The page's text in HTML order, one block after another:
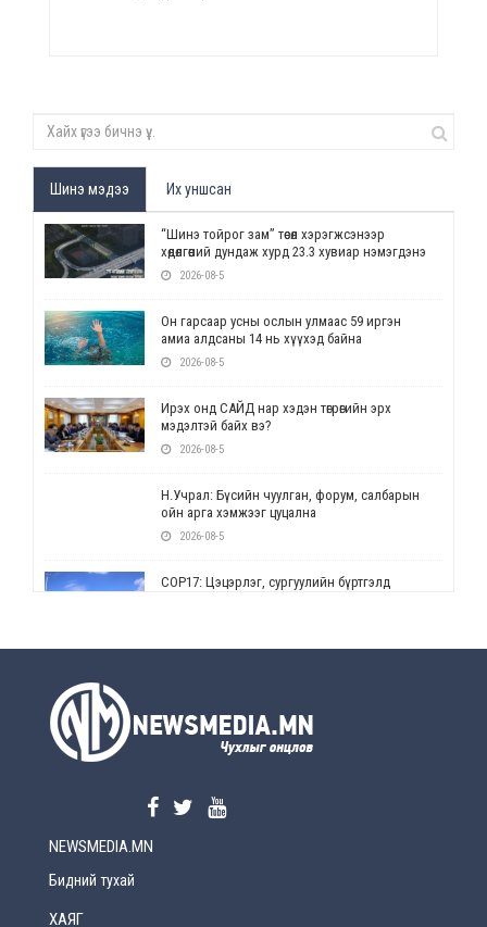
Шинэ мэдээ Их уншсан
“Шинэ тойрог зам” төсөл хэрэгжсэнээр
хөдөлгөөний дундаж хурд 23.3 хувиар нэмэгдэнэ
2026-08-5
Он гарсаар усны ослын улмаас 59 иргэн
амиа алдсаны 14 нь хүүхэд байна
2026-08-5
Ирэх онд САЙД нар хэдэн төгрөгийн эрх
мэдэлтэй байх вэ?
2026-08-5
Н.Учрал: Бүсийн чуулган, форум, салбарын
ойн арга хэмжээг цуцална
2026-08-5
СОР17: Цэцэрлэг, сургуулийн бүртгэлд
2026-08-5
2026-08-5
NEWSMEDIA.MN
Бидний тухай
ХАЯГ